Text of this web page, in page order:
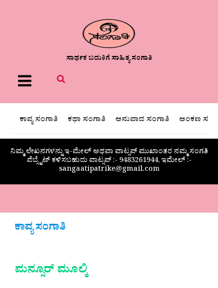
ಸಾರ್ಥಕ ಬದುಕಿಗೆ ಸಾಹಿತ್ಯ ಸಂಗಾತಿ
Menu
ಕಾವ್ಯ ಸಂಗಾತಿ ಕಥಾ ಸಂಗಾತಿ ಅನುವಾದ ಸಂಗಾತಿ ಅಂಕಣ
ನಿಮ್ಮ ಲೇಖನಗಳನ್ನು ಇ-ಮೇಲ್ ಅಥವಾ ವಾಟ್ಸಪ್ ಮುಖಾಂತರ ನಮ್ಮ ಸಂಗತಿ
ವೆಬ್ಸೈಟ್ ಕಳಿಸಬಹುದು ವಾಟ್ಸಪ್‌ :- 9483261944, ಇಮೇಲ್ :-
sangaatipatrike@gmail.com
ಕಾವ್ಯ ಸಂಗಾತಿ
ಮನ್ಸೂರ್ ಮೂಲ್ಕಿ